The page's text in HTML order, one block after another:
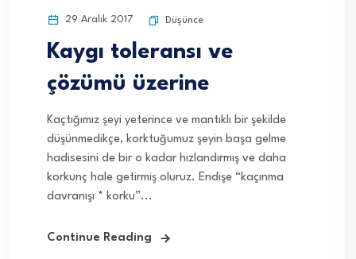
29 Aralık 2017 Düşünce
Kaygı toleransı ve
çözümü üzerine
Kaçtığımız şeyi yeterince ve mantıklı bir şekilde
düşünmedikçe, korktuğumuz şeyin başa gelme
hadisesini de bir o kadar hızlandırmış ve daha
korkunç hale getirmiş oluruz. Endişe “kaçınma
davranışı * korku”...
Continue Reading